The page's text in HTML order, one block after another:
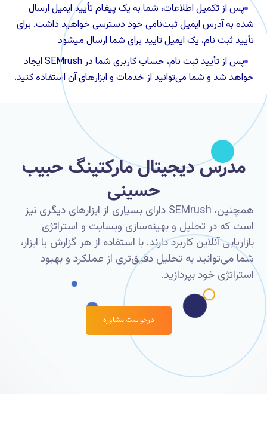
پس از تکمیل اطلاعات، شما به یک پیغام تأیید ایمیل ارسال
شده به آدرس ایمیل ثبت‌نامی خود دسترسی خواهید داشت. برای
تأیید ثبت نام، یک ایمیل تایید برای شما ارسال میشود
پس از تأیید ثبت نام، حساب کاربری شما در SEMrush ایجاد
خواهد شد و شما می‌توانید از خدمات و ابزارهای آن استفاده کنید.
مدرس دیجیتال مارکتینگ حبیب
حسینی
همچنین، SEMrush دارای بسیاری از ابزارهای دیگری نیز
است که در تحلیل و بهینه‌سازی وبسایت و استراتژی
بازاریابی آنلاین کاربرد دارند. با استفاده از هر گزارش یا ابزار،
شما می‌توانید به تحلیل دقیق‌تری از عملکرد و بهبود
استراتژی خود بپردازید.
درخواست مشاوره